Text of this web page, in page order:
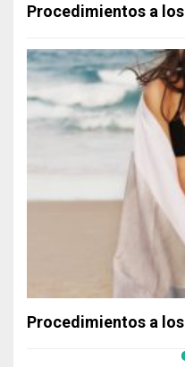
Procedimientos a los
Procedimientos a los